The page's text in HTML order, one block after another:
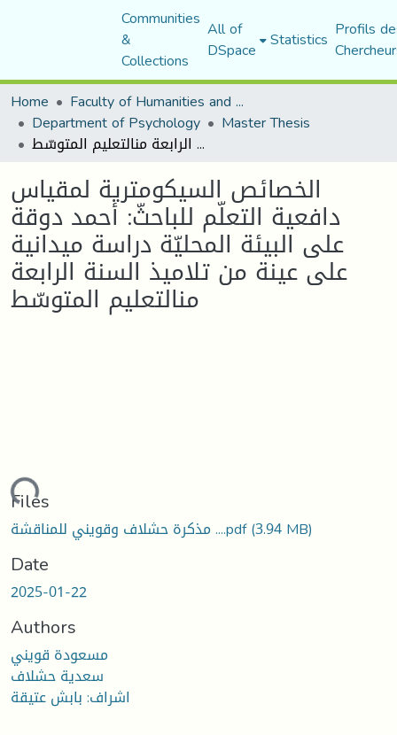
Communities
&
Collections
All of
DSpace Statistics Profils
Home
Faculty of Humanities and Social Sciences
Department of Psychology Master Thesis
الخصائص السيكومترية لمقياس دافعية التعلّم للباحثّ: أحمد دوقة على البيئة المحليّة دراسة ميدانية على عينة من تلاميذ السنة الرابعة منالتعليم المتوسّط
الخصائص السيكومترية لمقياس
دافعية التعلّم للباحثّ: أحمد دوقة
على البيئة المحليّة دراسة ميدانية
على عينة من تلاميذ السنة الرابعة
منالتعليم المتوسّط
Files
مذكرة حشلاف وقويني للمناقشة ....pdf(3.94 MB)
Date
2025-01-22
Authors
مسعودة قويني
سعدية حشلاف
اشراف: بابش عتيقة